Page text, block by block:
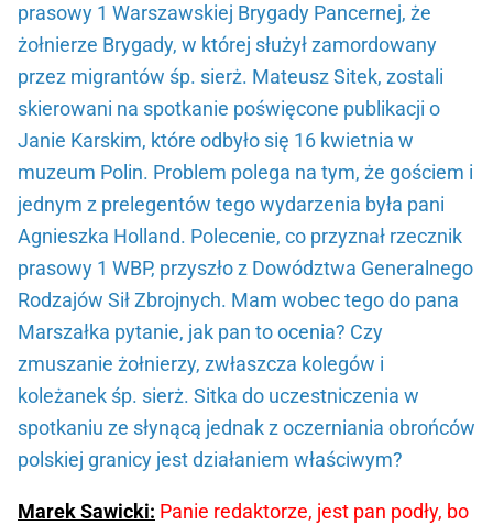
prasowy 1 Warszawskiej Brygady Pancernej, że
żołnierze Brygady, w której służył zamordowany
przez migrantów śp. sierż. Mateusz Sitek, zostali
skierowani na spotkanie poświęcone publikacji o
Janie Karskim, które odbyło się 16 kwietnia w
muzeum Polin. Problem polega na tym, że gościem i
jednym z prelegentów tego wydarzenia była pani
Agnieszka Holland. Polecenie, co przyznał rzecznik
prasowy 1 WBP, przyszło z Dowództwa Generalnego
Rodzajów Sił Zbrojnych. Mam wobec tego do pana
Marszałka pytanie, jak pan to ocenia? Czy
zmuszanie żołnierzy, zwłaszcza kolegów i
koleżanek śp. sierż. Sitka do uczestniczenia w
spotkaniu ze słynącą jednak z oczerniania obrońców
polskiej granicy jest działaniem właściwym?
Marek Sawicki: Panie redaktorze, jest pan podły, bo